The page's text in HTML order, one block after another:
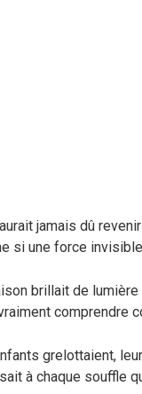
jamais dû
si une force
brillait de
comprendre
grelottaient,
à chaque souffle